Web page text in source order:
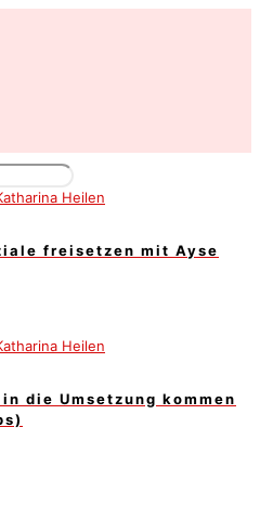
freisetzen mit Ayse
die Umsetzung kommen